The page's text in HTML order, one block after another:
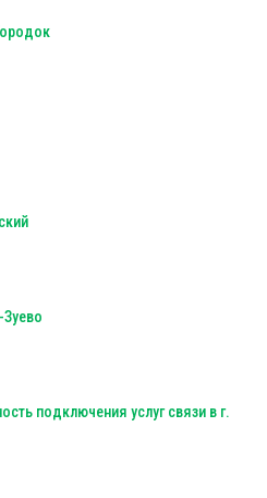
подключения услуг связи в г.